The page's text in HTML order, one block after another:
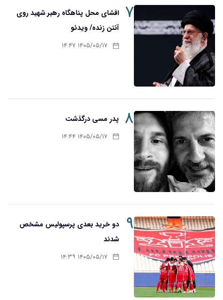
۷ افشای محل پناهگاه‌ رهبر شهید روی
آنتن زنده/ ویدئو
۱۴۰۵/۰۵/۱۷ ۱۴:۴۷
۸ پدر مسی درگذشت
۱۴۰۵/۰۵/۱۷ ۱۴:۴۴
۹
دو خرید بعدی پرسپولیس مشخص
شدند
۱۴۰۵/۰۵/۱۷ ۱۴:۳۹